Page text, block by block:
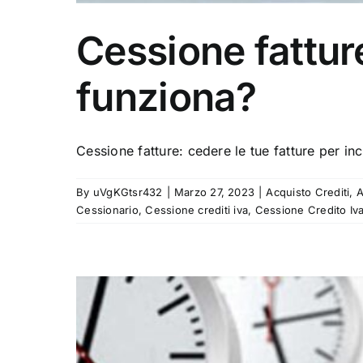
Cessione
funziona?
Cessione fatture: cedere le tue fatture per
By uVgKGtsr432 Marzo 27, 2023 Acquisto Crediti,
Cessionario,Cessione crediti iva, Cessione Credito